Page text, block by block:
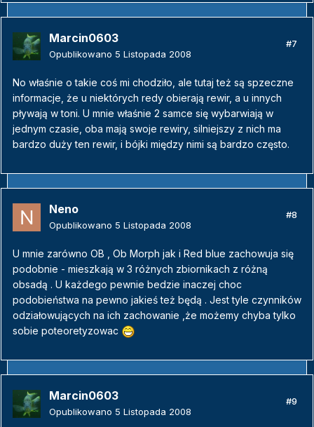
Marcin0603
Opublikowano 5 Listopada 2008
#7
No właśnie o takie coś mi chodziło, ale tutaj też są spzeczne
informacje, że u niektórych redy obierają rewir, a u innych
pływają w toni. U mnie właśnie 2 samce się wybarwiają w
jednym czasie, oba mają swoje rewiry, silniejszy z nich ma
bardzo duży ten rewir, i bójki między nimi są bardzo często.
Neno
Opublikowano 5 Listopada 2008
#8
U mnie zarówno OB , Ob Morph jak i Red blue zachowuja się
podobnie - mieszkają w 3 różnych zbiornikach z różną
obsadą . U każdego pewnie bedzie inaczej choc
podobieństwa na pewno jakieś też będą . Jest tyle czynników
odziałowujących na ich zachowanie ,że możemy chyba tylko
sobie poteoretyzowac
Marcin0603
Opublikowano 5 Listopada 2008
#9